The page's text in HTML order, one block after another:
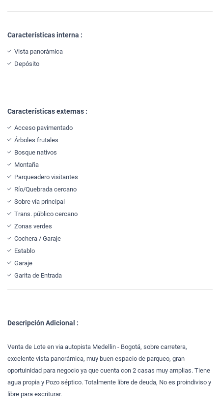
Características interna :
Vista panorámica
Depósito
Características externas :
Acceso pavimentado
Árboles frutales
Bosque nativos
Montaña
Parqueadero visitantes
Río/Quebrada cercano
Sobre vía principal
Trans. público cercano
Zonas verdes
Cochera / Garaje
Establo
Garaje
Garita de Entrada
Descripción Adicional :
Venta de Lote en via autopista Medellin - Bogotá, sobre carretera,
excelente vista panorámica, muy buen espacio de parqueo, gran
oportuinidad para negocio ya que cuenta con 2 casas muy amplias. Tiene
agua propia y Pozo séptico. Totalmente libre de deuda, No es proindiviso y
libre para escriturar.